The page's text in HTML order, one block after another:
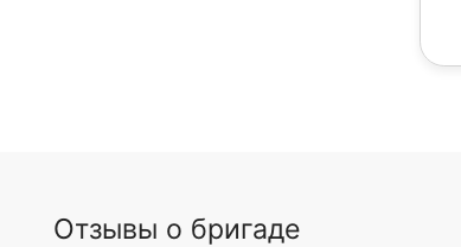
Отзывы о бригаде